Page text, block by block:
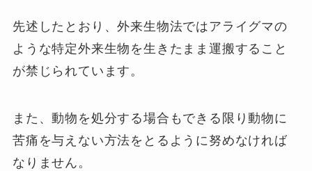
先述したとおり、外来生物法ではアライグマの
ような特定外来生物を生きたまま運搬すること
が禁じられています。
また、動物を処分する場合もできる限り動物に
苦痛を与えない方法をとるように努めなければ
なりません。